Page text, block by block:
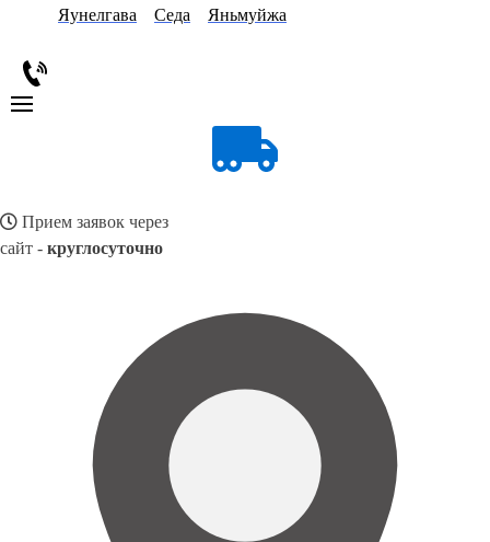
Яунелгава
Седа Яньмуйжа
Прием заявок через
сайт - круглосуточно